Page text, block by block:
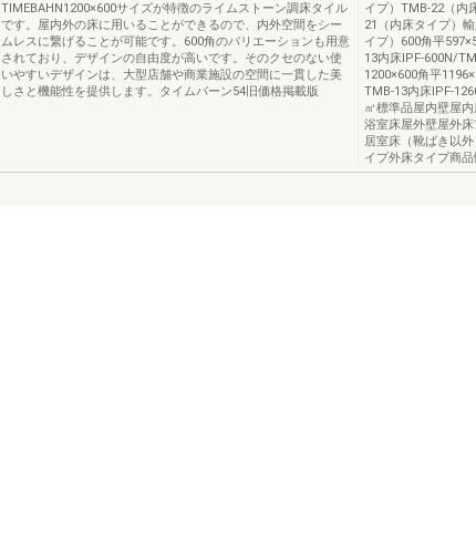
TIMEBAHN1200×600サイズが特徴のライムストーン調床タイル
です。屋内外の床に用いることができるので、内外空間をシー
ムレスに繋げることが可能です。600角のバリエーションも用意
されており、デザインの自由度が高いです。そのクセのない使
いやすいデザインは、大型店舗や商業施設の空間に一貫した美
しさと機能性を提供します。タイムバーン54旧価格掲載版
イプ）TMB‐22（内
21（内床タイプ）
イプ）600角平
13内床IPF‐600N/
1200×600角平
TMB‐13内床
㎡標準品屋内壁屋
浴室床屋外壁屋外床
居室床（靴ばき以
イプ外床タイプ商